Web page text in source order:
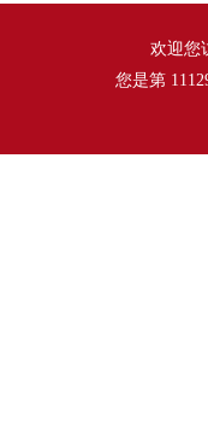
欢迎您
您是第